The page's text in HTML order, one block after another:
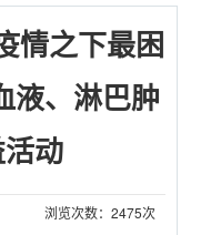
情之下最困
液、淋巴肿
动
浏览次数：2475次